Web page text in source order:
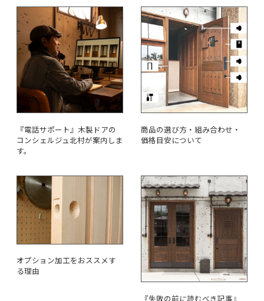
『電話サポート』木製ドアの
コンシェルジュ北村が案内しま
す。
商品の選び方・組み合わせ・
価格目安について
オプション加工をおススメす
る理由
『失敗の前に読むべき記事』